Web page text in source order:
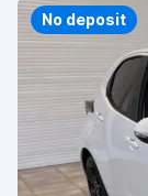
Priority
No deposit